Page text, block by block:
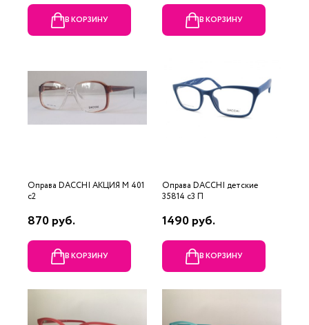
В КОРЗИНУ В КОРЗИНУ
Оправа DACCHI АКЦИЯ М 401
c2
870 руб.
В КОРЗИНУ
Оправа DACCHI детские
35814 c3 П
1490 руб.
В КОРЗИНУ